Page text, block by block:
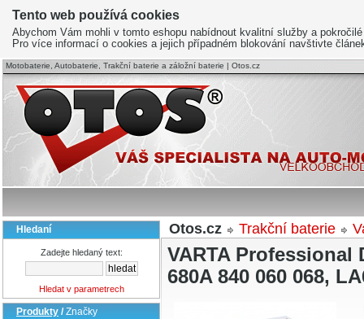
Motobaterie, Autobaterie, Trakční baterie a záložní baterie | Otos.cz
Hledaní
Zadejte hledaný text:
Hledat v parametrech
Produkty /Značky
Otos.cz Trakční baterie
VARTA Professional
680A 840 060 068,
Tento web používá cookies
Abychom Vám mohli v tomto eshopu nabídnout kvalitní služby a
Pro více informací o cookies a jejich případném blokování navštivte